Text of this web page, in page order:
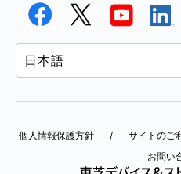
個人情報保護方針 サイトのご
お問い